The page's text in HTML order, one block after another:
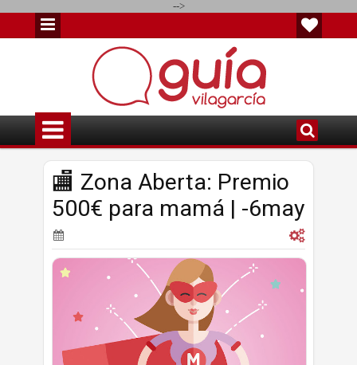
-->
🏬 Zona Aberta: Premio
500€ para mamá | -6may